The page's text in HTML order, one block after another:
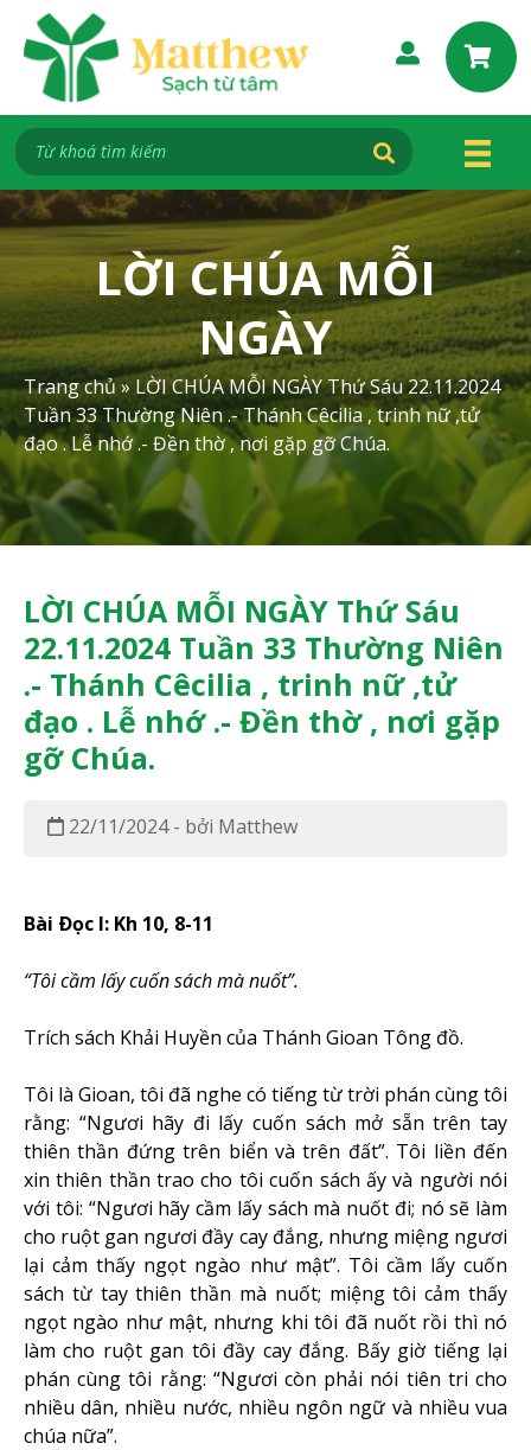
c
e
n
t
LỜI CHÚA MỖI
NGÀY
Trang chủ »LỜI CHÚA MỖI NGÀY Thứ Sáu 22.11.2024
Tuần 33 Thường Niên .- Thánh Cêcilia , trinh nữ ,tử
đạo . Lễ nhớ .- Đền thờ , nơi gặp gỡ Chúa.
LỜI CHÚA MỖI NGÀY Thứ Sáu
22.11.2024 Tuần 33 Thường Niên
.- Thánh Cêcilia , trinh nữ ,tử
đạo . Lễ nhớ .- Đền thờ , nơi gặp
gỡ Chúa.
22/11/2024 - bởi Matthew
Bài Ðọc I: Kh 10, 8-11
“Tôi cầm lấy cuốn sách mà nuốt”.
Trích sách Khải Huyền của Thánh Gioan Tông đồ.
Tôi là Gioan, tôi đã nghe có tiếng từ trời phán cùng tôi
rằng: “Ngươi hãy đi lấy cuốn sách mở sẵn trên tay
thiên thần đứng trên biển và trên đất”. Tôi liền đến
xin thiên thần trao cho tôi cuốn sách ấy và người nói
với tôi: “Ngươi hãy cầm lấy sách mà nuốt đi; nó sẽ làm
cho ruột gan ngươi đầy cay đắng, nhưng miệng ngươi
lại cảm thấy ngọt ngào như mật”. Tôi cầm lấy cuốn
sách từ tay thiên thần mà nuốt; miệng tôi cảm thấy
ngọt ngào như mật, nhưng khi tôi đã nuốt rồi thì nó
làm cho ruột gan tôi đầy cay đắng. Bấy giờ tiếng lại
phán cùng tôi rằng: “Ngươi còn phải nói tiên tri cho
nhiều dân, nhiều nước, nhiều ngôn ngữ và nhiều vua
chúa nữa”.